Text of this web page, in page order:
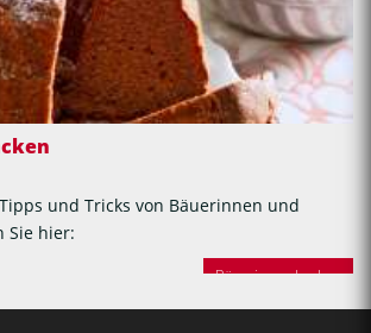
und Tricks von Bäuerinnen und
Sie hier:
Bäuerinnen backen